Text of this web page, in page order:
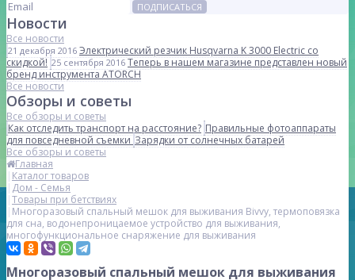
ПОДПИСАТЬСЯ
Новости
Все новости
21 декабря 2016 Электрический резчик Husqvarna K 3000 Electric со
скидкой! 25 сентября 2016 Теперь в нашем магазине представлен новый
бренд инструмента ATORCH
Все новости
Обзоры и советы
Все обзоры и советы
Как отследить транспорт на расстояние? Правильные фотоаппараты
для повседневной съемкиЗарядки от солнечных батарей
Все обзоры и советы
Главная
Каталог товаров
Дом - Семья
Товары при бетствиях
Многоразовый спальный мешок для выживания Bivvy, термоповязка
для сна, водонепроницаемое устройство для выживания,
многофункциональное снаряжение для выживания
Многоразовый спальный мешок для выживания